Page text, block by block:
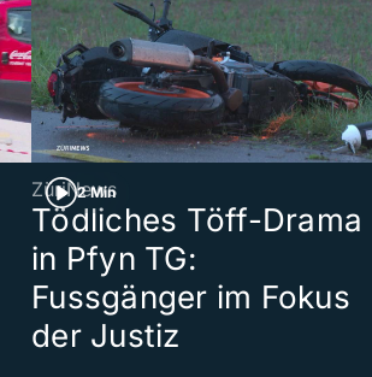
2 Min
ZüriNews
Tödliches Töff-Drama
in Pfyn TG:
Fussgänger im Fokus
der Justiz